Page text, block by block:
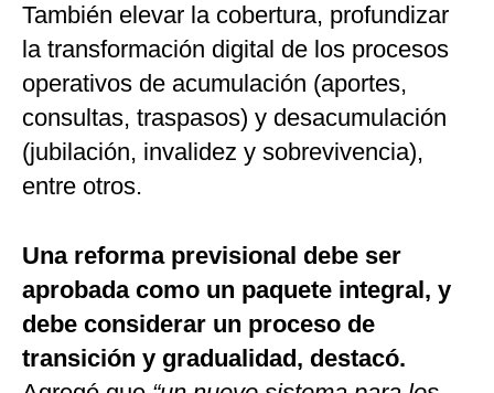
También elevar la cobertura, profundizar
la transformación digital de los procesos
operativos de acumulación (aportes,
consultas, traspasos) y desacumulación
(jubilación, invalidez y sobrevivencia),
entre otros.
Una reforma previsional debe ser
aprobada como un paquete integral, y
debe considerar un proceso de
transición y gradualidad, destacó.